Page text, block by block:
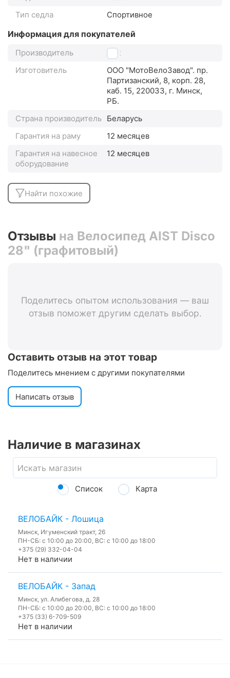
Тип седла
Спортивное
Информация для покупателей
Производитель
Aist
Изготовитель
ООО "МотоВелоЗавод". пр.
Партизанский, 8, корп. 28,
каб. 15, 220033, г. Минск,
РБ.
Страна производитель Беларусь
Гарантия на раму
12 месяцев
Гарантия на навесное
оборудование
12 месяцев
Найти похожие
Отзывы на Велосипед AIST Disco
28" (графитовый)
Поделитесь опытом использования — ваш
отзыв поможет другим сделать выбор.
Оставить отзыв на этот товар
Поделитесь мнением с другими покупателями
Написать отзыв
Наличие в магазинах
Список Карта
ВЕЛОБАЙК - Лошица
Минск, Игуменский тракт, 26
ПН-СБ: с 10:00 до 20:00, ВС: с 10:00 до 18:00
+375 (29) 332-04-04
Нет в наличии
ВЕЛОБАЙК - Запад
Минск, ул. Алибегова, д. 28
ПН-СБ: с 10:00 до 20:00, ВС: с 10:00 до 18:00
+375 (33) 6-709-509
Нет в наличии